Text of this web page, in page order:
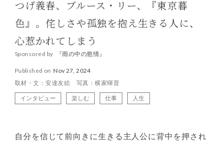
つげ義春、ブルース・リー、『東京暮
色』。侘しさや孤独を抱え生きる人に、
心惹かれてしまう
Sponsored by 『雨の中の慾情』
Published on Nov 27, 2024
取材・文：安達友絵 写真：横家暉晋
インタビュー 楽しむ 仕事 人生
自分を信じて前向きに生きる主人公に背中を押され